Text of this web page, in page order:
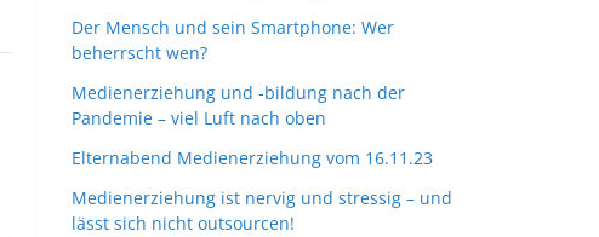
Der Mensch und sein Smartphone: Wer
beherrscht wen?
Medienerziehung und -bildung nach der
Pandemie – viel Luft nach oben
Elternabend Medienerziehung vom 16.11.23
Medienerziehung ist nervig und stressig – und
lässt sich nicht outsourcen!